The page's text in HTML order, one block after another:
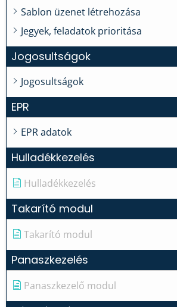
Sablon üzenet létrehozása
Jegyek, feladatok prioritása
Jogosultságok
Jogosultságok
EPR
EPR adatok
Hulladékkezelés
Hulladékkezelés
Takarító modul
Takarító modul
Panaszkezelés
Panaszkezelő modul